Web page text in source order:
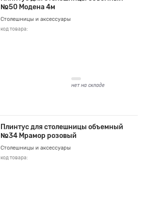
№50 Модена 4м
Столешницы и аксессуары
код товара:
нет на складе
Плинтус для столешницы объемный
№34 Мрамор розовый
Столешницы и аксессуары
код товара: